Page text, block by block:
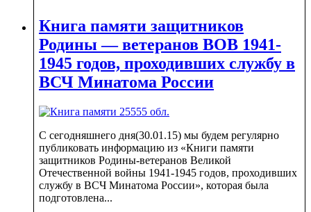
Книга памяти защитников
Родины — ветеранов ВОВ 1941-
1945 годов, проходивших службу в
ВСЧ Минатома России
С сегодняшнего дня(30.01.15) мы будем регулярно
публиковать информацию из «Книги памяти
защитников Родины-ветеранов Великой
Отечественной войны 1941-1945 годов, проходивших
службу в ВСЧ Минатома России», которая была
подготовлена...